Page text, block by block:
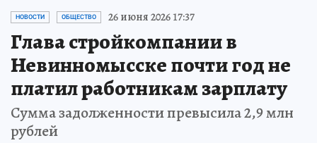
НОВОСТИ ОБЩЕСТВО 26 июня 2026 17:37
Глава стройкомпании в
Невинномысске почти год не
платил работникам зарплату
Сумма задолженности превысила 2,9 млн
рублей